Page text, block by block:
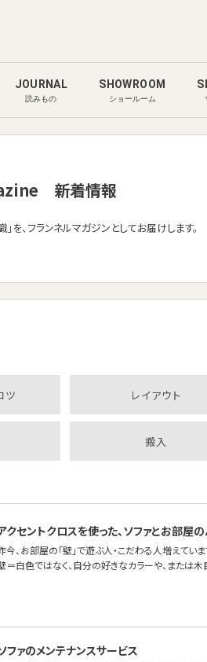
JOURNAL
読みもの
SHOWROOM
ショールーム
新着情報
を、フランネルマガジンとしてお届けします。
ツ レイアウト
搬入
クセントクロスを使った、ソファとお部屋
今、お部屋の「壁」で遊ぶ人・こだわる人増えていま
＝白色ではなく、自分の好きなカラーや、または
ファのメンテナンスサービス